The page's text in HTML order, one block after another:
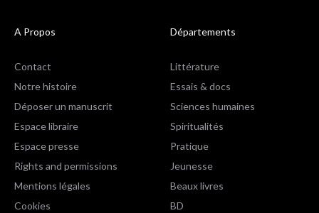
A Propos
Contact
Notre histoire
Déposer un manuscrit
Espace libraire
Espace presse
Rights and permissions
Mentions légales
Cookies
Départements
Littérature
Essais & docs
Sciences humaines
Spiritualités
Pratique
Jeunesse
Beaux livres
BD